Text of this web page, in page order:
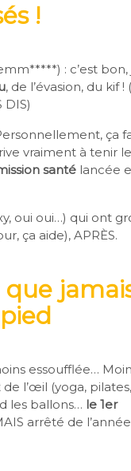
!
: c’est bon,
, de l’évasion, du kif !
DIS)
ça
vraiment à tenir
santélancée
oui oui…) qui ont
ça aide), APRÈS.
essoufflée…
l’œil (yoga, pilates,
les ballons… le 1er
arrêté de